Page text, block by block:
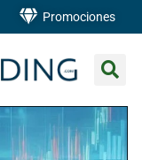
Promociones